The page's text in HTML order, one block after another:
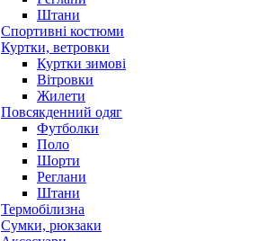
Штани
Спортивні костюми
Куртки, ветровки
Куртки зимові
Вітровки
Жилети
Повсякденний одяг
Футболки
Поло
Шорти
Реглани
Штани
Термобілизна
Сумки, рюкзаки